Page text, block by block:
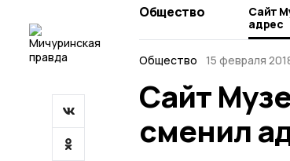
Общество
Сайт
адрес
Общество
15 февраля
Сайт
сменил